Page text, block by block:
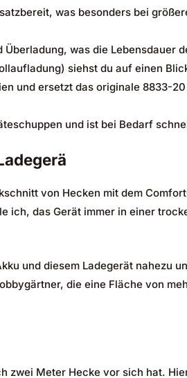
was besonders bei
was die Lebensdauer
siehst du auf einen
und ersetzt das originale 8833-
und ist bei Bedarf
von Hecken mit dem
ich, das Gerät immer in einer
und diesem Ladegerät nahezu
die eine Fläche von
Meter Hecke vor sich hat.